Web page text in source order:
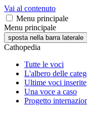
Vai al contenuto
Menu principale
Menu principale
sposta nella barra laterale
Cathopedia
Tutte le voci
L'albero delle
Ultime voci inserite
Una voce a caso
Progetto